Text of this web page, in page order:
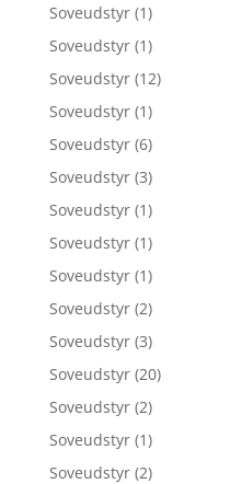
Soveudstyr (1)
Soveudstyr (1)
Soveudstyr (12)
Soveudstyr (1)
Soveudstyr (6)
Soveudstyr (3)
Soveudstyr (1)
Soveudstyr (1)
Soveudstyr (1)
Soveudstyr (2)
Soveudstyr (3)
Soveudstyr (20)
Soveudstyr (2)
Soveudstyr (1)
Soveudstyr (2)